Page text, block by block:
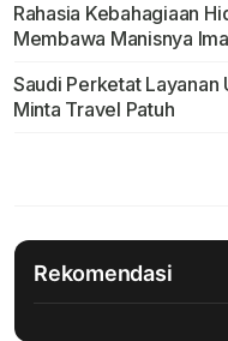
Rahasia Kebahagiaan
Membawa Manisnya
Saudi Perketat Layanan
Minta Travel Patuh
Rekomendasi